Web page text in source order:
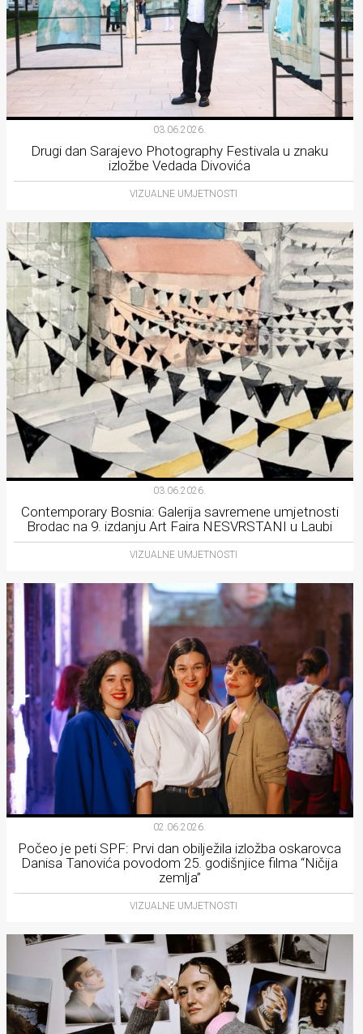
03.06.2026.
Drugi dan Sarajevo Photography Festivala u znaku
izložbe Vedada Divovića
VIZUALNE UMJETNOSTI
03.06.2026.
Contemporary Bosnia: Galerija savremene umjetnosti
Brodac na 9. izdanju Art Faira NESVRSTANI u Laubi
VIZUALNE UMJETNOSTI
02.06.2026.
Počeo je peti SPF: Prvi dan obilježila izložba oskarovca
Danisa Tanovića povodom 25. godišnjice filma “Ničija
zemlja”
VIZUALNE UMJETNOSTI